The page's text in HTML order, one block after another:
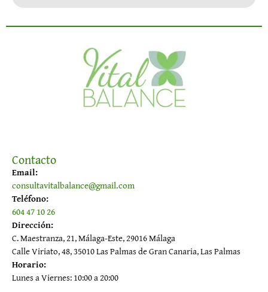
Contacto
Email:
consultavitalbalance@gmail.com
Teléfono:
604 47 10 26
Dirección:
C. Maestranza, 21, Málaga-Este, 29016 Málaga
Calle Viriato, 48, 35010 Las Palmas de Gran Canaria, Las Palmas
Horario:
Lunes a Viernes: 10:00 a 20:00